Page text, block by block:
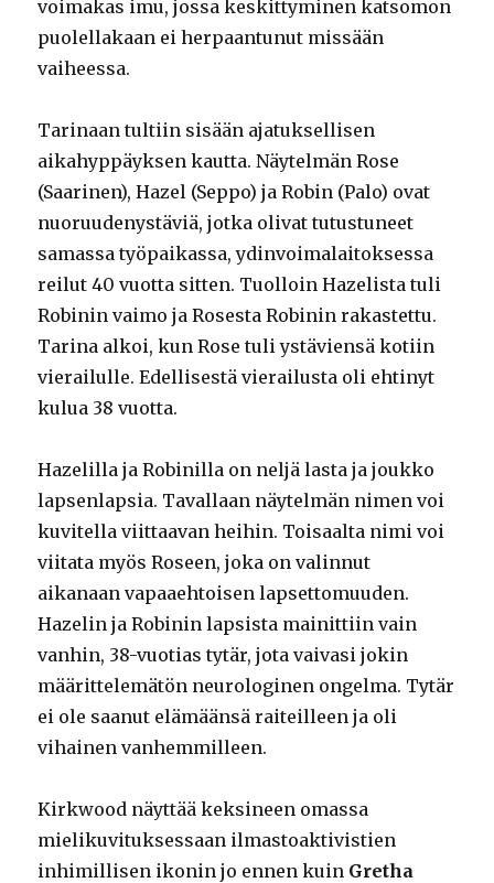
voimakas imu, jossa keskittyminen katsomon
puolellakaan ei herpaantunut missään
vaiheessa.
Tarinaan tultiin sisään ajatuksellisen
aikahyppäyksen kautta. Näytelmän Rose
(Saarinen), Hazel (Seppo) ja Robin (Palo) ovat
nuoruudenystäviä, jotka olivat tutustuneet
samassa työpaikassa, ydinvoimalaitoksessa
reilut 40 vuotta sitten. Tuolloin Hazelista tuli
Robinin vaimo ja Rosesta Robinin rakastettu.
Tarina alkoi, kun Rose tuli ystäviensä kotiin
vierailulle. Edellisestä vierailusta oli ehtinyt
kulua 38 vuotta.
Hazelilla ja Robinilla on neljä lasta ja joukko
lapsenlapsia. Tavallaan näytelmän nimen voi
kuvitella viittaavan heihin. Toisaalta nimi voi
viitata myös Roseen, joka on valinnut
aikanaan vapaaehtoisen lapsettomuuden.
Hazelin ja Robinin lapsista mainittiin vain
vanhin, 38-vuotias tytär, jota vaivasi jokin
määrittelemätön neurologinen ongelma. Tytär
ei ole saanut elämäänsä raiteilleen ja oli
vihainen vanhemmilleen.
Kirkwood näyttää keksineen omassa
mielikuvituksessaan ilmastoaktivistien
inhimillisen ikonin jo ennen kuin Gretha